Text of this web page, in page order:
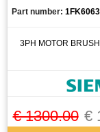
INGRANAGGIO
LENTE
Part number:
3PH MOTOR
€ 1300.00 €